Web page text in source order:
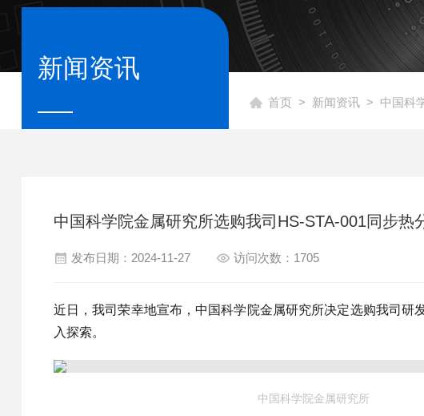
新闻资讯
首页 > 新闻资讯> 中国科学
中国科学院金属研究所选购我司HS-STA-001同步热
发布日期：2024-11-27 访问次数：1705
近日，我司荣幸地宣布，中国科学院金属研究所决定选购我司
入探索。
中国科学院金属研究所